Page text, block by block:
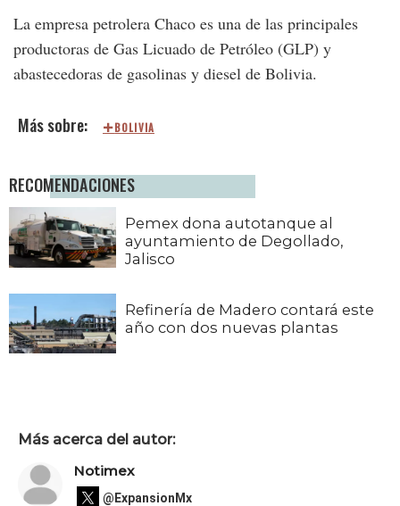
La empresa petrolera Chaco es una de las principales
productoras de Gas Licuado de Petróleo (GLP) y
abastecedoras de gasolinas y diesel de Bolivia.
BOLIVIA
RECOMENDACIONES
Pemex dona autotanque al
ayuntamiento de Degollado,
Jalisco
Refinería de Madero contará este
año con dos nuevas plantas
Más acerca del autor:
Notimex
@ExpansionMx